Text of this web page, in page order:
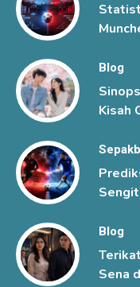
Blog
Kisah
Blog
Sena